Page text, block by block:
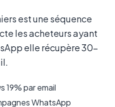
est une séquence
les acheteurs ayant
elle récupère 30-
19% par email
WhatsApp